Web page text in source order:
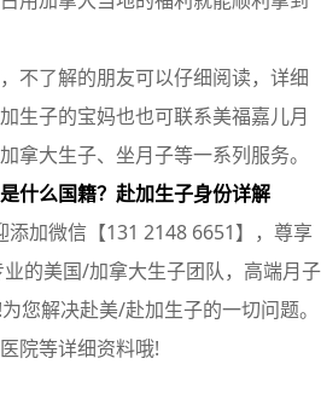
不了解的朋友可以仔细阅读，详细
生子的宝妈也也可联系美福嘉儿月
拿大生子、坐月子等一系列服务。
什么国籍？赴加生子身份详解
加微信【131 2148 6651】，尊享
的美国/加拿大生子团队，高端月子
您解决赴美/赴加生子的一切问题。
院等详细资料哦!